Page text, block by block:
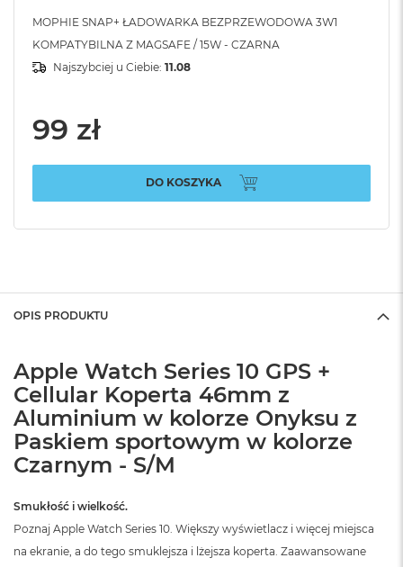
MOPHIE SNAP+ ŁADOWARKA BEZPRZEWODOWA 3W1
KOMPATYBILNA Z MAGSAFE / 15W - CZARNA
Najszybciej u Ciebie: 11.08
99 zł
DO KOSZYKA
OPIS PRODUKTU
Apple Watch Series 10 GPS +
Cellular Koperta 46mm z
Aluminium w kolorze Onyksu z
Paskiem sportowym w kolorze
Czarnym - S/M
Smukłość i wielkość.
Poznaj Apple Watch Series 10. Większy wyświetlacz i więcej miejsca
na ekranie, a do tego smuklejsza i lżejsza koperta. Zaawansowane